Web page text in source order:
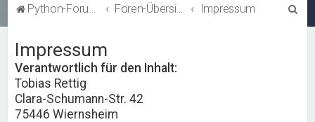
Python-Forum.de Foren-Übersicht Impressum
Impressum
Verantwortlich für den Inhalt:
Tobias Rettig
Clara-Schumann-Str. 42
75446 Wiernsheim